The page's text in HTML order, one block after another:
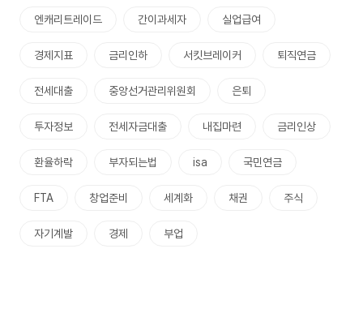
엔캐리트레이드 간이과세자 실업급여
경제지표 금리인하 서킷브레이커 퇴직연금
전세대출 중앙선거관리위원회 은퇴
투자정보 전세자금대출 내집마련 금리인상
환율하락 부자되는법 isa 국민연금
FTA 창업준비 세계화 채권 주식
자기계발 경제 부업